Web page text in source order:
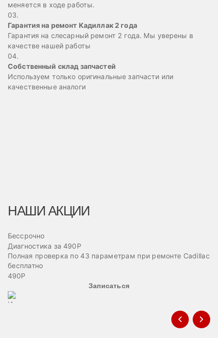
меняется в ходе работы.
03.
Гарантия на ремонт Кадиллак 2 года
Гарантия на слесарный ремонт 2 года. Мы уверены в
качестве нашей работы
04.
Собственный склад запчастей
Используем только оригинальные запчасти или
качественные аналоги
НАШИ АКЦИИ
Бессрочно
Диагностика за 490Р
Полная проверка по 43 параметрам при ремонте Cadillac
бесплатно
490Р
Записаться